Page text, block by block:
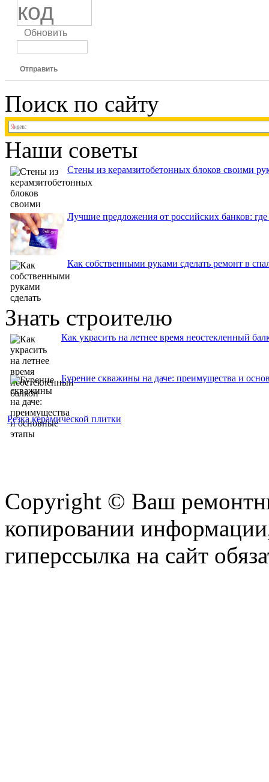
Обновить
Отправить
Поиск по сайту
Наши советы
Стены из керамзитобетонных блоков своими
Лучшие предложения от российских банков:
Как собственными руками сделать ремонт в
Знать строителю
Как украсить на летнее время неостекленный
Бурение скважины на даче: преимущества и
Резка керамической плитки
Copyright © Ваш
копировании
гиперссылка на сайт